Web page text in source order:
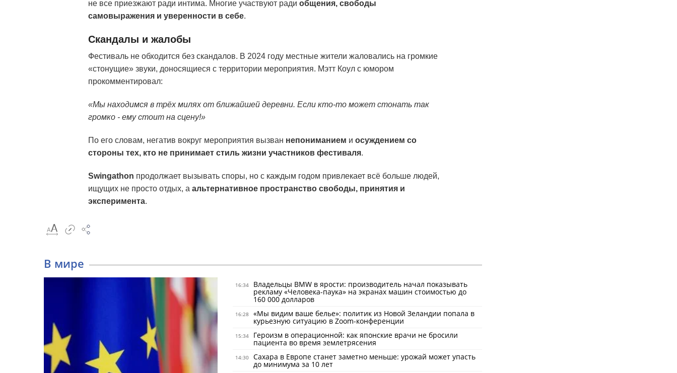
не все приезжают ради интима. Многие участвуют ради общения, свободы
самовыражения и уверенности в себе.
Скандалы и жалобы
Фестиваль не обходится без скандалов. В 2024 году местные жители жаловались на громкие
«стонущие» звуки, доносящиеся с территории мероприятия. Мэтт Коул с юмором
прокомментировал:
«Мы находимся в трёх милях от ближайшей деревни. Если кто-то может стонать так
громко - ему стоит на сцену!»
По его словам, негатив вокруг мероприятия вызван непониманием и осуждением со
стороны тех, кто не принимает стиль жизни участников фестиваля.
Swingathon продолжает вызывать споры, но с каждым годом привлекает всё больше людей,
ищущих не просто отдых, а альтернативное пространство свободы, принятия и
эксперимента.
В мире
16:34 Владельцы BMW в ярости: производитель начал показывать
рекламу «Человека-паука» на экранах машин стоимостью до
160 000 долларов
16:28 «Мы видим ваше белье»: политик из Новой Зеландии попала в
курьезную ситуацию в Zoom-конференции
15:34 Героизм в операционной: как японские врачи не бросили
пациента во время землетрясения
14:30 Сахара в Европе станет заметно меньше: урожай может упасть
до минимума за 10 лет